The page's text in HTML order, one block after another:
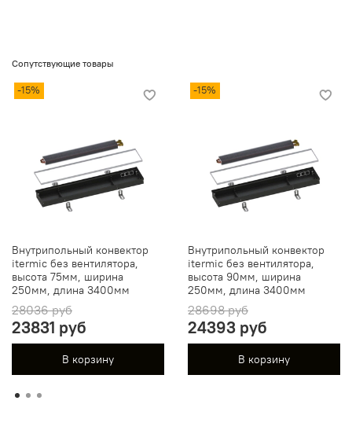
Сопутствующие товары
-15%
Внутрипольный конвектор
itermic без вентилятора,
высота 75мм, ширина
250мм, длина 3400мм
28036 руб
23831 руб
В корзину
-15%
Внутрипольный конвектор
itermic без вентилятора,
высота 90мм, ширина
250мм, длина 3400мм
28698 руб
24393 руб
В корзину